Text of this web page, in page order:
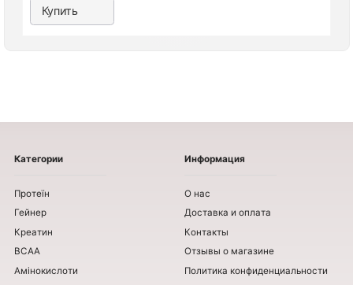
Купить
Категории
Протеїн
Гейнер
Креатин
BCAA
Амінокислоти
Информация
О нас
Доставка и оплата
Контакты
Отзывы о магазине
Политика конфиденциальности